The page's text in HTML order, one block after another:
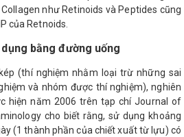
như Retinoids và Peptides cũng
của Retnoids.
bằng đường uống
(thí nghiệm nhằm loại trừ những sai
và nhóm được thí nghiệm), nghiên
hiện năm 2006 trên tạp chí Journal of
cho biết rằng, sử dụng khoảng
(1 thành phần của chiết xuất từ lựu) có